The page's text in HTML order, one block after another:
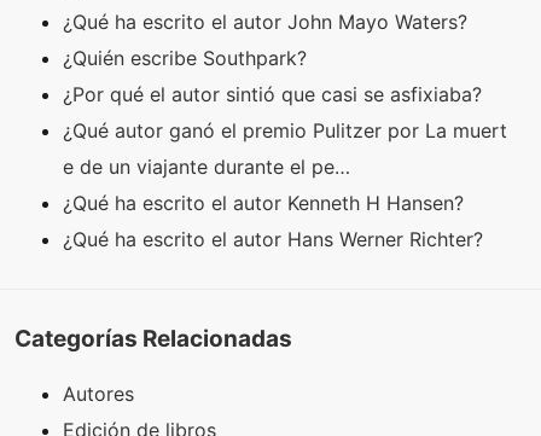
¿Qué ha escrito el autor John Mayo Waters?
¿Quién escribe Southpark?
¿Por qué el autor sintió que casi se asfixiaba?
¿Qué autor ganó el premio Pulitzer por La muert
e de un viajante durante el pe…
¿Qué ha escrito el autor Kenneth H Hansen?
¿Qué ha escrito el autor Hans Werner Richter?
Categorías Relacionadas
Autores
Edición de libros